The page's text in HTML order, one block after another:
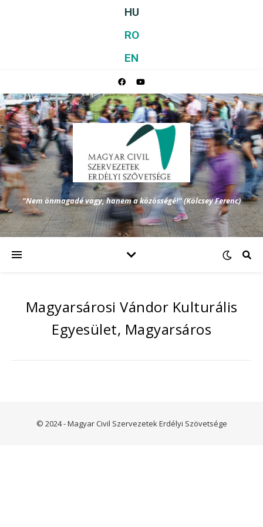
HU
RO
EN
"Nem önmagadé vagy, hanem a közösségé!" (Kölcsey Ferenc)
Magyarsárosi Vándor Kulturális
Egyesület, Magyarsáros
© 2024 - Magyar Civil Szervezetek Erdélyi Szövetsége